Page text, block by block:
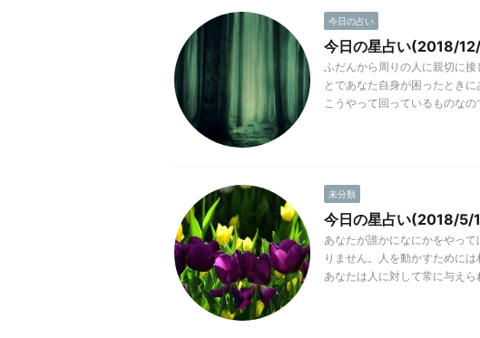
今日の占い
今日の星占い(2018/
ふだんから周りの人に親切に
とであなた自身が困ったとき
こうやって回っているものな
未分類
今日の星占い(2018/5/
あなたが誰かになにかをやっ
りません。人を動かすために
あなたは人に対して常に与えら